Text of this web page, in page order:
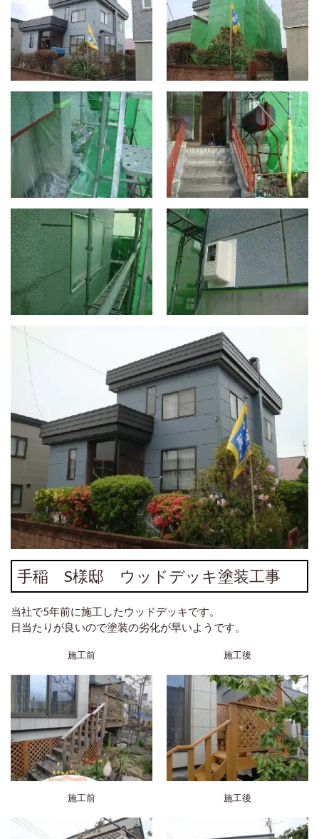
手稲 S様邸 ウッドデッキ塗装工事
当社で5年前に施工したウッドデッキです。
日当たりが良いので塗装の劣化が早いようです。
施工前 施工後
施工前 施工後